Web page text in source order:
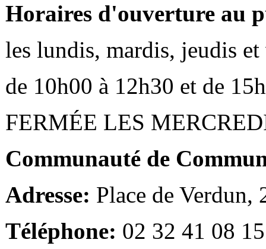
Horaires d'ouverture au
les lundis, mardis, jeudis et
de 10h00 à 12h30 et de
FERMÉE LES
Communauté de
Adresse: Place de Verdun,
Téléphone: 02 32 41 08 15